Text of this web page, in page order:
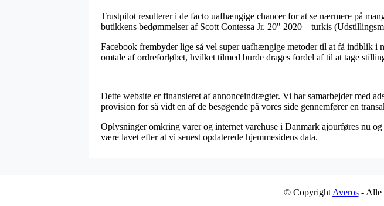
Trustpilot resulterer i de facto uafhængige chancer for at se nærmere på
butikkens bedømmelser af Scott Contessa Jr. 20" 2020 – turkis
Facebook frembyder lige så vel super uafhængige metoder til at få indblik
omtale af ordreforløbet, hvilket tilmed burde drages fordel af til at tage
Dette website er finansieret af annonceindtægter. Vi har samarbejder med
provision for så vidt en af de besøgende på vores side gennemfører en
Oplysninger omkring varer og internet varehuse i Danmark ajourføres nu
være lavet efter at vi senest opdaterede hjemmesidens data.
© Copyright Averos- Alle